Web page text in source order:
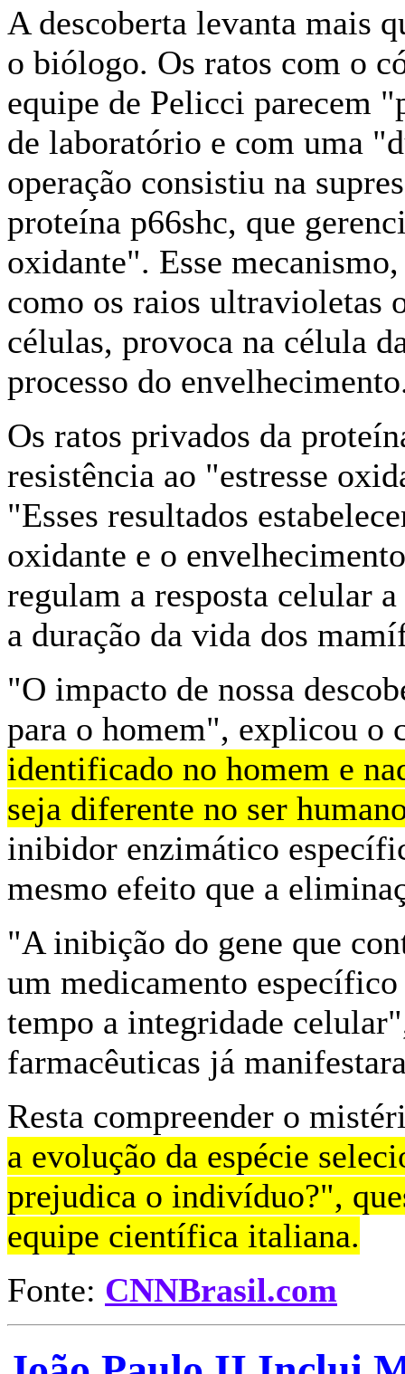
A descoberta levanta mais
o biólogo. Os ratos com o
equipe de Pelicci parecem
de laboratório e com uma
operação consistiu na
proteína p66shc, que
oxidante". Esse
como os raios ultravioletas
células, provoca na célula
processo do
Os ratos privados da
resistência ao "estresse
"Esses resultados
oxidante e o
regulam a resposta celular
a duração da vida dos
"O impacto de nossa
para o homem", explicou o
identificado no homem e
seja diferente no ser
inibidor enzimático
mesmo efeito que a
"A inibição do gene que
um medicamento
tempo a integridade
farmacêuticas já
Resta compreender o
a evolução da espécie
prejudica o indivíduo?",
equipe científica italiana.
Fonte: CNNBrasil.com